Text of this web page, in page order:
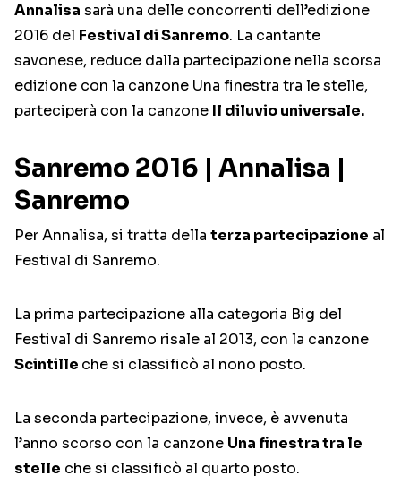
Annalisa sarà una delle concorrenti dell’edizione
2016 del Festival di Sanremo. La cantante
savonese, reduce dalla partecipazione nella scorsa
edizione con la canzone Una finestra tra le stelle,
parteciperà con la canzone Il diluvio universale.
Sanremo 2016 | Annalisa |
Sanremo
Per Annalisa, si tratta della terza partecipazione al
Festival di Sanremo.
La prima partecipazione alla categoria Big del
Festival di Sanremo risale al 2013, con la canzone
Scintille che si classificò al nono posto.
La seconda partecipazione, invece, è avvenuta
l’anno scorso con la canzone Una finestra tra le
stelle che si classificò al quarto posto.